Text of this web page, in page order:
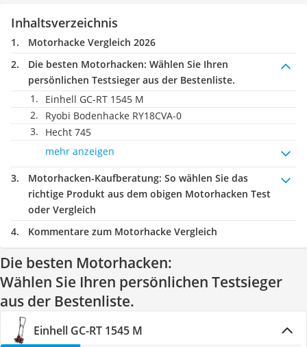
Inhaltsverzeichnis
Motorhacke Vergleich 2026
Die besten Motorhacken: Wählen Sie Ihren
persönlichen Testsieger aus der Bestenliste.
Einhell GC-RT 1545 M
Ryobi Bodenhacke RY18CVA-0
Hecht 745
mehr anzeigen
Motorhacken-Kaufberatung: So wählen Sie das
richtige Produkt aus dem obigen Motorhacken Test
oder Vergleich
Kommentare zum Motorhacke Vergleich
Die besten Motorhacken:
Wählen Sie Ihren persönlichen Testsieger
aus der Bestenliste.
Einhell GC-RT 1545 M